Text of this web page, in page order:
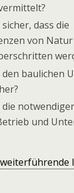
dass die
von
baulichen
und